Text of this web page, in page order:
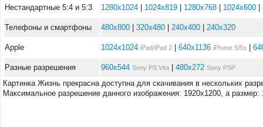
Нестандартные 5:4 и 5:3 1280x1024 1024x819 1280x768 1024x600
Телефоны и смартфоны 480x800 320x480 240x400 240x320
Apple 1024x1024 iPad/iPad 2 640x1136 iPhone 5/5s
Разные разрешения 960x544 Sony PS Vita 480x272 Sony PSP
Картинка Жизнь прекрасна доступна для скачивания в нескольких
Максимальное разрешение данного изображения: 1920x1200, а размер: